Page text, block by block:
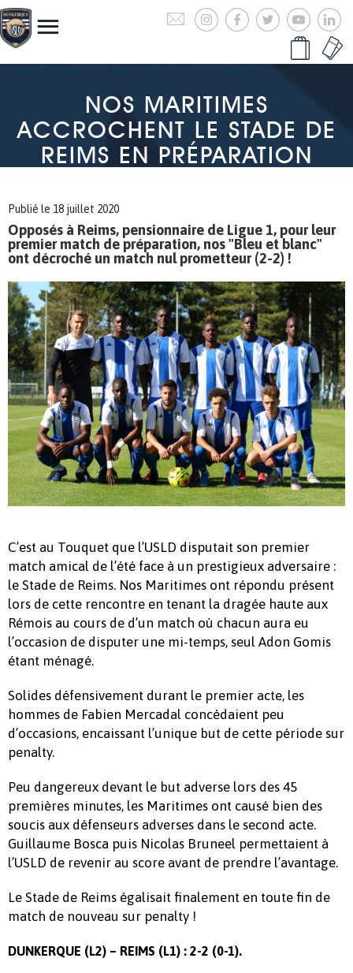
NOS MARITIMES
ACCROCHENT LE STADE DE
REIMS EN PRÉPARATION
Publié le 18 juillet 2020
Opposés à Reims, pensionnaire de Ligue 1, pour leur
premier match de préparation, nos "Bleu et blanc"
ont décroché un match nul prometteur (2-2) !
C’est au Touquet que l’USLD disputait son premier
match amical de l’été face à un prestigieux adversaire :
le Stade de Reims. Nos Maritimes ont répondu présent
lors de cette rencontre en tenant la dragée haute aux
Rémois au cours de d’un match où chacun aura eu
l’occasion de disputer une mi-temps, seul Adon Gomis
étant ménagé.
Solides défensivement durant le premier acte, les
hommes de Fabien Mercadal concédaient peu
d’occasions, encaissant l’unique but de cette période sur
penalty.
Peu dangereux devant le but adverse lors des 45
premières minutes, les Maritimes ont causé bien des
soucis aux défenseurs adverses dans le second acte.
Guillaume Bosca puis Nicolas Bruneel permettaient à
l’USLD de revenir au score avant de prendre l’avantage.
Le Stade de Reims égalisait finalement en toute fin de
match de nouveau sur penalty !
DUNKERQUE (L2) – REIMS (L1) : 2-2 (0-1).